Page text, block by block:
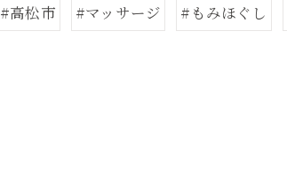
#高松市 #マッサージ #もみほぐし